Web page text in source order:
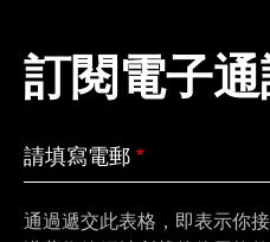
訂閱電子
請
填
寫
電
此為必填欄位
請填寫電郵
通過遞交此表格，即表示你